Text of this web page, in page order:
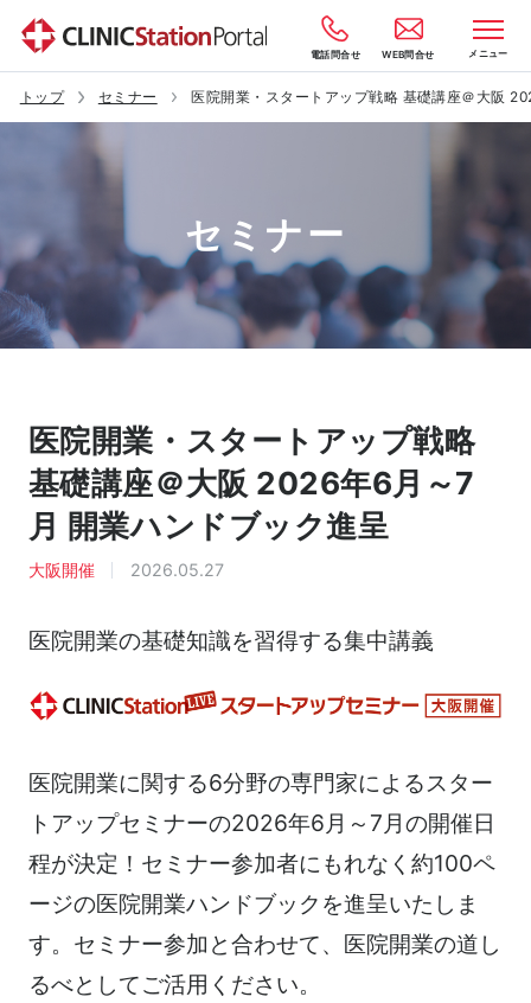
電話問合せ WEB問合せ メニュー
トップ セミナー 医院開業・スタートアップ戦略 基礎講座＠大阪
セミナー
医院開業・スタートアップ戦略
基礎講座＠大阪 2026年6月～7
月 開業ハンドブック進呈
大阪開催 2026.05.27
医院開業の基礎知識を習得する集中講義
医院開業に関する6分野の専門家によるスター
トアップセミナーの2026年6月～7月の開催日
程が決定！セミナー参加者にもれなく約100ペ
ージの医院開業ハンドブックを進呈いたしま
す。セミナー参加と合わせて、医院開業の道し
るべとしてご活用ください。